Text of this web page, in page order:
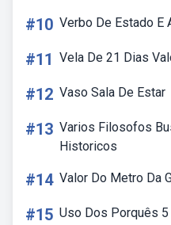
#10 Verbo De Estado E
#11 Vela De 21 Dias
#12 Vaso Sala De Estar
#13 Varios Filosofos
Historicos
#14 Valor Do Metro Da
#15 Uso Dos Porquês 5